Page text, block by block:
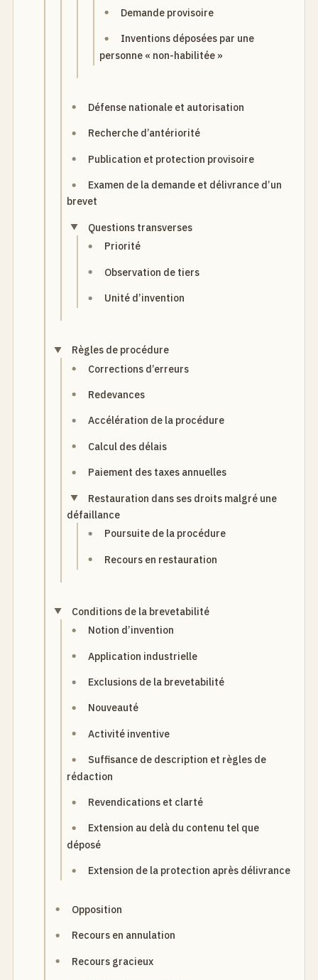
Demande provisoire
Inventions déposées par une
personne « non-habilitée »
Défense nationale et autorisation
Recherche d’antériorité
Publication et protection provisoire
Examen de la demande et délivrance d’un
brevet
Questions transverses
Priorité
Observation de tiers
Unité d’invention
Règles de procédure
Corrections d’erreurs
Redevances
Accélération de la procédure
Calcul des délais
Paiement des taxes annuelles
Restauration dans ses droits malgré une
défaillance
Poursuite de la procédure
Recours en restauration
Conditions de la brevetabilité
Notion d’invention
Application industrielle
Exclusions de la brevetabilité
Nouveauté
Activité inventive
Suffisance de description et règles de
rédaction
Revendications et clarté
Extension au delà du contenu tel que
déposé
Extension de la protection après délivrance
Opposition
Recours en annulation
Recours gracieux